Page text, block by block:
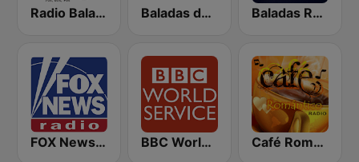
Radio Baladas Viejitas Bonitas Baladas del Recuerdo Baladas Románticas Radio
FOX News Radio BBC World Service Café Romántico Radio